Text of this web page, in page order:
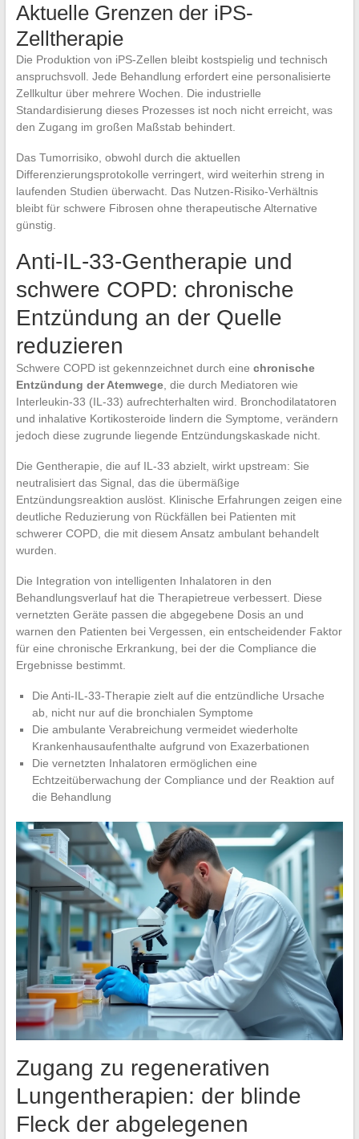
Aktuelle Grenzen der iPS-
Zelltherapie
Die Produktion von iPS-Zellen bleibt kostspielig und technisch
anspruchsvoll. Jede Behandlung erfordert eine personalisierte
Zellkultur über mehrere Wochen. Die industrielle
Standardisierung dieses Prozesses ist noch nicht erreicht, was
den Zugang im großen Maßstab behindert.
Das Tumorrisiko, obwohl durch die aktuellen
Differenzierungsprotokolle verringert, wird weiterhin streng in
laufenden Studien überwacht. Das Nutzen-Risiko-Verhältnis
bleibt für schwere Fibrosen ohne therapeutische Alternative
günstig.
Anti-IL-33-Gentherapie und
schwere COPD: chronische
Entzündung an der Quelle
reduzieren
Schwere COPD ist gekennzeichnet durch eine chronische
Entzündung der Atemwege, die durch Mediatoren wie
Interleukin-33 (IL-33) aufrechterhalten wird. Bronchodilatatoren
und inhalative Kortikosteroide lindern die Symptome, verändern
jedoch diese zugrunde liegende Entzündungskaskade nicht.
Die Gentherapie, die auf IL-33 abzielt, wirkt upstream: Sie
neutralisiert das Signal, das die übermäßige
Entzündungsreaktion auslöst. Klinische Erfahrungen zeigen eine
deutliche Reduzierung von Rückfällen bei Patienten mit
schwerer COPD, die mit diesem Ansatz ambulant behandelt
wurden.
Die Integration von intelligenten Inhalatoren in den
Behandlungsverlauf hat die Therapietreue verbessert. Diese
vernetzten Geräte passen die abgegebene Dosis an und
warnen den Patienten bei Vergessen, ein entscheidender Faktor
für eine chronische Erkrankung, bei der die Compliance die
Ergebnisse bestimmt.
Die Anti-IL-33-Therapie zielt auf die entzündliche Ursache
ab, nicht nur auf die bronchialen Symptome
Die ambulante Verabreichung vermeidet wiederholte
Krankenhausaufenthalte aufgrund von Exazerbationen
Die vernetzten Inhalatoren ermöglichen eine
Echtzeitüberwachung der Compliance und der Reaktion auf
die Behandlung
Zugang zu regenerativen
Lungentherapien: der blinde
Fleck der abgelegenen